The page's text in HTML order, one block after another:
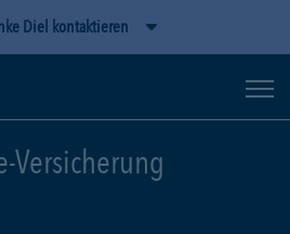
Diel kontaktieren
Versicherung